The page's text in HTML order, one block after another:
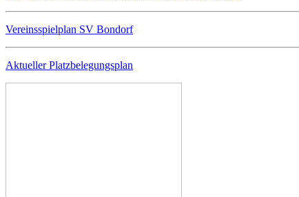
Vereinsspielplan SV Bondorf
Aktueller Platzbelegungsplan